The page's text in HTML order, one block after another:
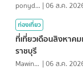
ponydiary |06 ส.ค.
ท่องเที่ยว
ที่เที่ยวเดือนสิงหาค
ราชบุรี
MawinMatravel |06 ส.ค.